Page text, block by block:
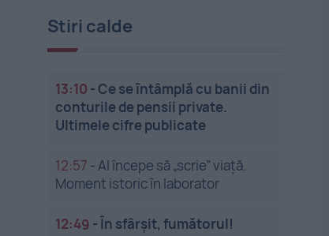
Stiri calde
13:10 -Ce se întâmplă cu banii din
conturile de pensii private.
Ultimele cifre publicate
12:57 -AI începe să „scrie” viață.
Moment istoric în laborator
12:49 -În sfârșit, fumătorul!